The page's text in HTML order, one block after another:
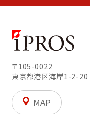
〒105-0022
東京都港区海岸1-2-20
MAP